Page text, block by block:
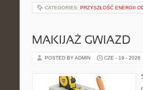
CATEGORIES: PRZYSZŁOŚĆ ENERGII
MAKIJAŻ GWIAZD
POSTED BY ADMIN CZE - 19 - 2026